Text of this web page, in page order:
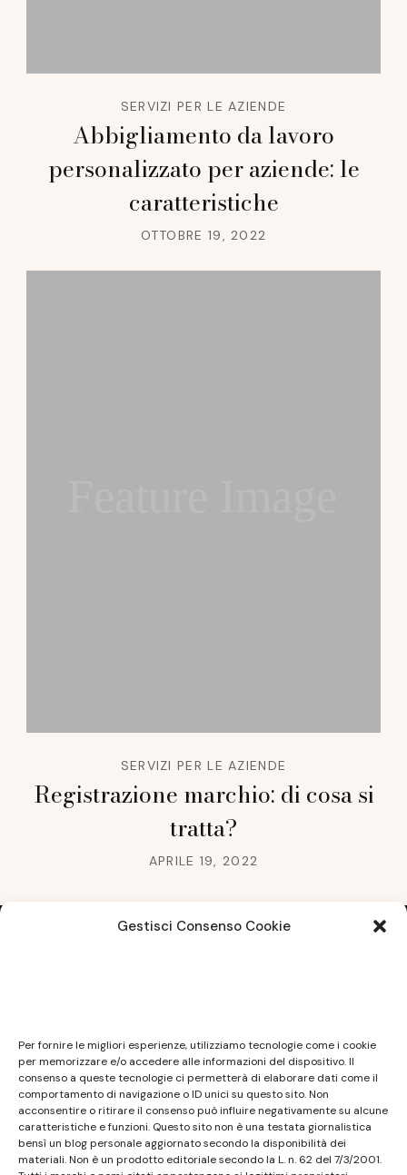
Gestisci Consenso Cookie
Per fornire le migliori esperienze, utilizziamo tecnologie come i cookie
per memorizzare e/o accedere alle informazioni del dispositivo. Il
consenso a queste tecnologie ci permetterà di elaborare dati come il
comportamento di navigazione o ID unici su questo sito. Non
acconsentire o ritirare il consenso può influire negativamente su alcune
caratteristiche e funzioni. Questo sito non è una testata giornalistica
bensì un blog personale aggiornato secondo la disponibilità dei
materiali. Non è un prodotto editoriale secondo la L. n. 62 del 7/3/2001.
SERVIZI PER LE AZIENDE
Abbigliamento da lavoro
personalizzato per aziende: le
caratteristiche
OTTOBRE 19, 2022
SERVIZI PER LE AZIENDE
Registrazione marchio: di cosa si
tratta?
APRILE 19, 2022
non ha carattere periodico essendo aggiornato
secondo la disponibilità e la reperibilità dei materiali.
Pertanto non può essere considerato in alcun modo
un prodotto editoriale ai sensi della L. n. 62 del
7/3/2001. Tutti i marchi riportati appartengono ai